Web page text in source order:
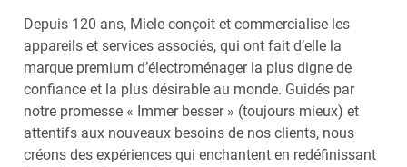
Depuis 120 ans, Miele conçoit et commercialise les
appareils et services associés, qui ont fait d’elle la
marque premium d’électroménager la plus digne de
confiance et la plus désirable au monde. Guidés par
notre promesse « Immer besser » (toujours mieux) et
attentifs aux nouveaux besoins de nos clients, nous
créons des expériences qui enchantent en redéfinissant